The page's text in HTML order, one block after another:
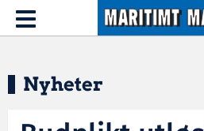
Hopp til hovedinnhold
Toggle
navigation
Nyheter